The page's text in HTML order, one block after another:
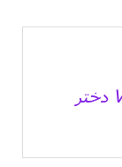
View all posts by دختر